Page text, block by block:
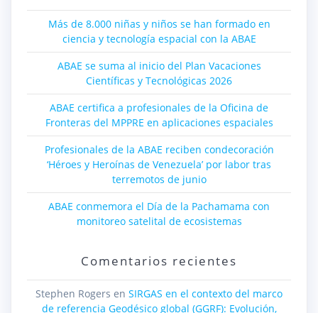
Más de 8.000 niñas y niños se han formado en
ciencia y tecnología espacial con la ABAE
ABAE se suma al inicio del Plan Vacaciones
Científicas y Tecnológicas 2026
ABAE certifica a profesionales de la Oficina de
Fronteras del MPPRE en aplicaciones espaciales
Profesionales de la ABAE reciben condecoración
‘Héroes y Heroínas de Venezuela’ por labor tras
terremotos de junio
ABAE conmemora el Día de la Pachamama con
monitoreo satelital de ecosistemas
Comentarios recientes
Stephen Rogers en SIRGAS en el contexto del marco
de referencia Geodésico global (GGRF): Evolución,